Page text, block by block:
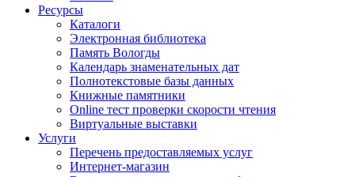
Ресурсы
Каталоги
Электронная библиотека
Память Вологды
Календарь знаменательных дат
Полнотекстовые базы данных
Книжные памятники
Online тест проверки скорости чтения
Виртуальные выставки
Услуги
Перечень предоставляемых услуг
Интернет-магазин